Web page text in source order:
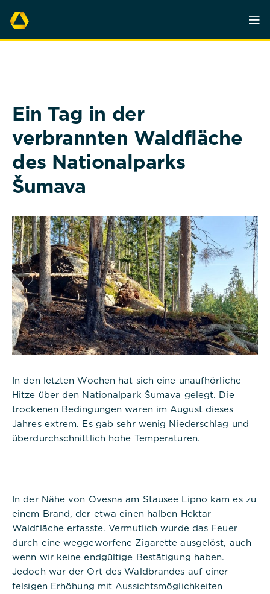
Ein Tag in der
verbrannten Waldfläche
des Nationalparks
Šumava
In den letzten Wochen hat sich eine unaufhörliche
Hitze über den Nationalpark Šumava gelegt. Die
trockenen Bedingungen waren im August dieses
Jahres extrem. Es gab sehr wenig Niederschlag und
überdurchschnittlich hohe Temperaturen.
In der Nähe von Ovesna am Stausee Lipno kam es zu
einem Brand, der etwa einen halben Hektar
Waldfläche erfasste. Vermutlich wurde das Feuer
durch eine weggeworfene Zigarette ausgelöst, auch
wenn wir keine endgültige Bestätigung haben.
Jedoch war der Ort des Waldbrandes auf einer
felsigen Erhöhung mit Aussichtsmöglichkeiten